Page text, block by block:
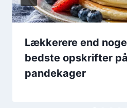
Lækkerere end
bedste opskrifter
pandekager